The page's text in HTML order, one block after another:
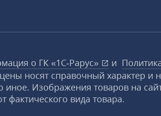
о ГК «1С‑Рарус» и
носят справочный характер и
иное. Изображения товаров на
фактического вида товара.